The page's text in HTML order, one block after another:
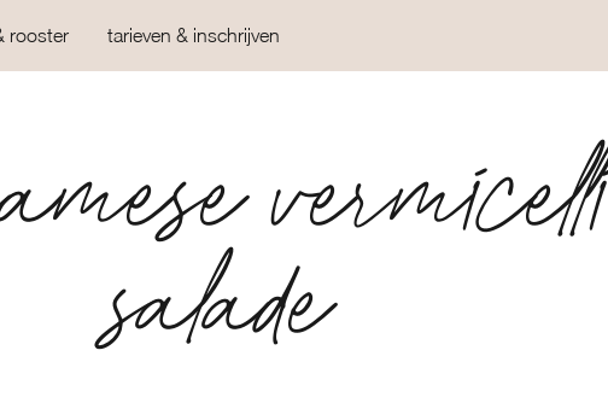
rooster tarieven & inschrijven
vermicelli
salade